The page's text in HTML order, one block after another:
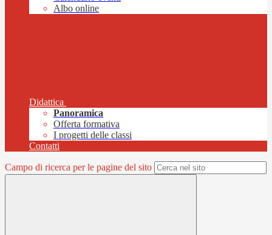
Albo online
Didattica
Panoramica
Offerta formativa
I progetti delle classi
Contatti
Campo di ricerca per le pagine del sito